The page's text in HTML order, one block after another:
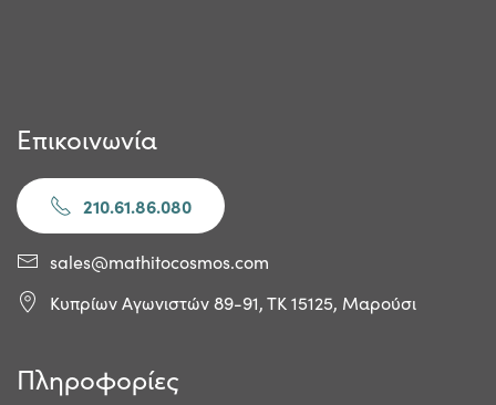
Επικοινωνία
210.61.86.080
sales@mathitocosmos.com
Κυπρίων Αγωνιστών 89-91, ΤΚ 15125, Μαρούσι
Πληροφορίες